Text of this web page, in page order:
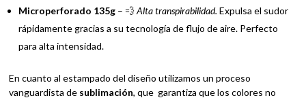
Microperforado 135g – 💨Alta transpirabilidad. Expulsa el sudor
rápidamente gracias a su tecnología de flujo de aire. Perfecto
para alta intensidad.
En cuanto al estampado del diseño utilizamos un proceso
vanguardista de sublimación, que garantiza que los colores no